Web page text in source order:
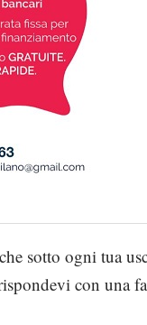
sotto ogni tua
con una